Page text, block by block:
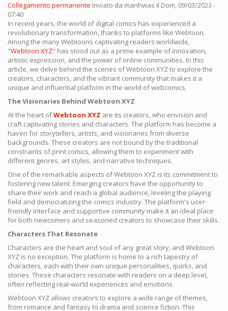
Collegamento permanente Inviato da manhwas il Dom, 09/03/2023 -
07:40
In recent years, the world of digital comics has experienced a
revolutionary transformation, thanks to platforms like Webtoon.
Among the many Webtoons captivating readers worldwide,
"Webtoon XYZ" has stood out as a prime example of innovation,
artistic expression, and the power of online communities. In this
article, we delve behind the scenes of Webtoon XYZ to explore the
creators, characters, and the vibrant community that makes it a
unique and influential platform in the world of webcomics.
The Visionaries Behind Webtoon XYZ
At the heart ofWebtoon XYZ are its creators, who envision and
craft captivating stories and characters. The platform has become a
haven for storytellers, artists, and visionaries from diverse
backgrounds. These creators are not bound by the traditional
constraints of print comics, allowing them to experiment with
different genres, art styles, and narrative techniques.
One of the remarkable aspects of Webtoon XYZ is its commitment to
fostering new talent. Emerging creators have the opportunity to
share their work and reach a global audience, leveling the playing
field and democratizing the comics industry. The platform's user-
friendly interface and supportive community make it an ideal place
for both newcomers and seasoned creators to showcase their skills.
Characters That Resonate
Characters are the heart and soul of any great story, and Webtoon
XYZ is no exception. The platform is home to a rich tapestry of
characters, each with their own unique personalities, quirks, and
stories. These characters resonate with readers on a deep level,
often reflecting real-world experiences and emotions.
Webtoon XYZ allows creators to explore a wide range of themes,
from romance and fantasy to drama and science fiction. This